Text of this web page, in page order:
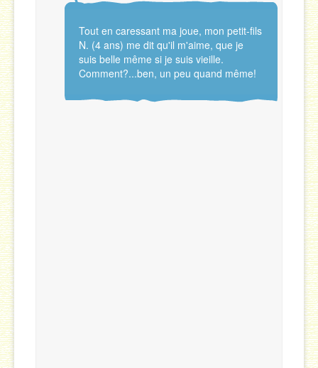
Tout en caressant ma joue, mon petit-fils
N. (4 ans) me dit qu'il m'aime, que je
suis belle même si je suis vieille.
Comment?...ben, un peu quand même!